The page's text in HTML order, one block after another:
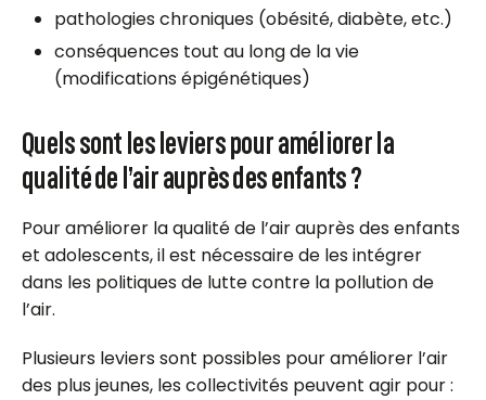
pathologies chroniques (obésité, diabète, etc.)
conséquences tout au long de la vie
(modifications épigénétiques)
Quels sont les leviers pour améliorer la
qualité de l’air auprès des enfants ?
Pour améliorer la qualité de l’air auprès des enfants
et adolescents, il est nécessaire de les intégrer
dans les politiques de lutte contre la pollution de
l’air.
Plusieurs leviers sont possibles pour améliorer l’air
des plus jeunes, les collectivités peuvent agir pour :